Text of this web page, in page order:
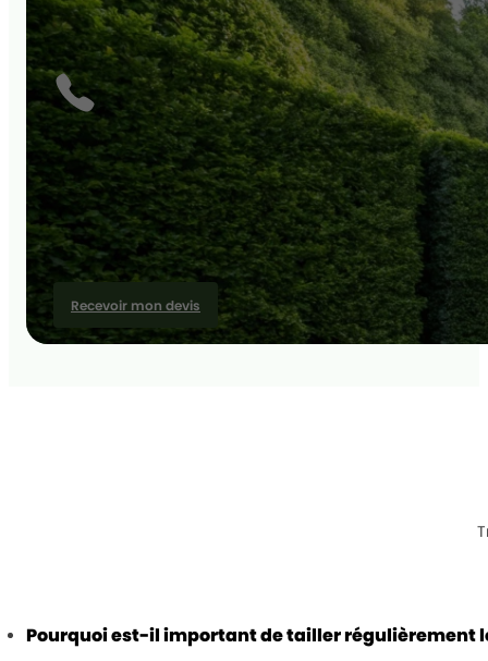
Recevoir mon devis
Pourquoi est-il important de tailler régulièrement